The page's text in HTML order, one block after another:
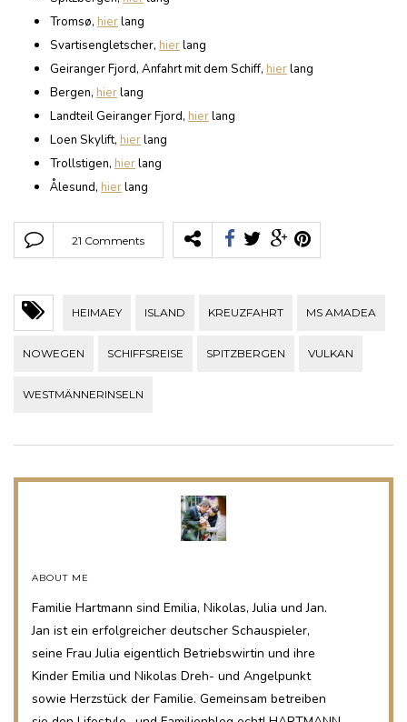
Tromsø, hierlang
Svartisengletscher, hierlang
Geiranger Fjord, Anfahrt mit dem Schiff, hierlang
Bergen, hierlang
Landteil Geiranger Fjord, hierlang
Loen Skylift, hierlang
Trollstigen, hierlang
Ålesund, hierlang
21 Comments
HEIMAEY ISLAND KREUZFAHRT MS AMADEA
NOWEGEN SCHIFFSREISE SPITZBERGEN VULKAN
WESTMÄNNERINSELN
ABOUT ME
Familie Hartmann sind Emilia, Nikolas, Julia und Jan.
Jan ist ein erfolgreicher deutscher Schauspieler,
seine Frau Julia eigentlich Betriebswirtin und ihre
Kinder Emilia und Nikolas Dreh- und Angelpunkt
sowie Herzstück der Familie. Gemeinsam betreiben